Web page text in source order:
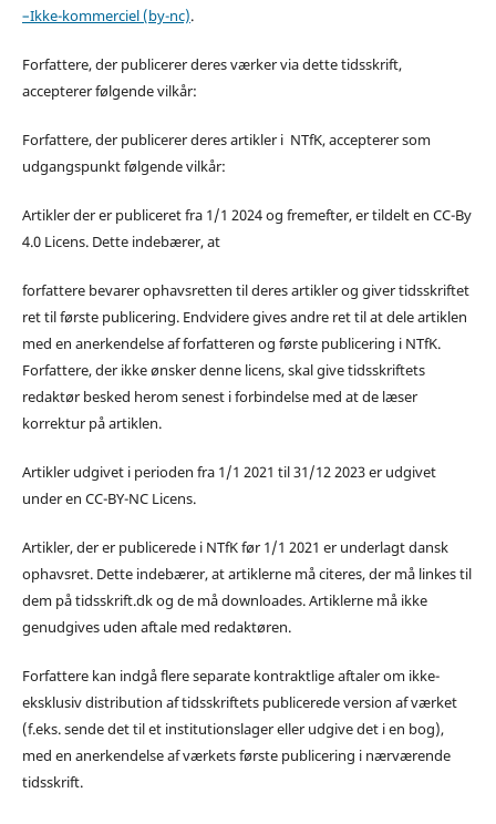
–Ikke-kommerciel (by-nc).
Forfattere, der publicerer deres værker via dette tidsskrift,
accepterer følgende vilkår:
Forfattere, der publicerer deres artikler i NTfK, accepterer som
udgangspunkt følgende vilkår:
Artikler der er publiceret fra 1/1 2024 og fremefter, er tildelt en CC-By
4.0 Licens. Dette indebærer, at
forfattere bevarer ophavsretten til deres artikler og giver tidsskriftet
ret til første publicering. Endvidere gives andre ret til at dele artiklen
med en anerkendelse af forfatteren og første publicering i NTfK.
Forfattere, der ikke ønsker denne licens, skal give tidsskriftets
redaktør besked herom senest i forbindelse med at de læser
korrektur på artiklen.
Artikler udgivet i perioden fra 1/1 2021 til 31/12 2023 er udgivet
under en CC-BY-NC Licens.
Artikler, der er publicerede i NTfK før 1/1 2021 er underlagt dansk
ophavsret. Dette indebærer, at artiklerne må citeres, der må linkes til
dem på tidsskrift.dk og de må downloades. Artiklerne må ikke
genudgives uden aftale med redaktøren.
Forfattere kan indgå flere separate kontraktlige aftaler om ikke-
eksklusiv distribution af tidsskriftets publicerede version af værket
(f.eks. sende det til et institutionslager eller udgive det i en bog),
med en anerkendelse af værkets første publicering i nærværende
tidsskrift.